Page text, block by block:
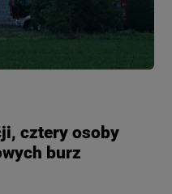
cztery osoby
burz